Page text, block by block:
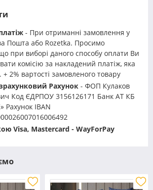
- При отриманні замовлення у
Пошта або Rozetka. Просимо
при виборі даного способу оплати Ви
комісію за накладений платіж, яка
+ 2% вартості замовленого товару
Рахунок - ФОП Кулаков
Код ЄДРПОУ 3156126171 Банк АТ КБ
Рахунок IBAN
Visa, Mastercard - WayForPay